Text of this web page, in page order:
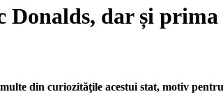
dar și prima
din curiozităţile acestui stat, motiv